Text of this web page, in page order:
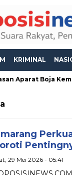
KRIMINAL
Aparat Boja
29 Mei 2026 - 05:41